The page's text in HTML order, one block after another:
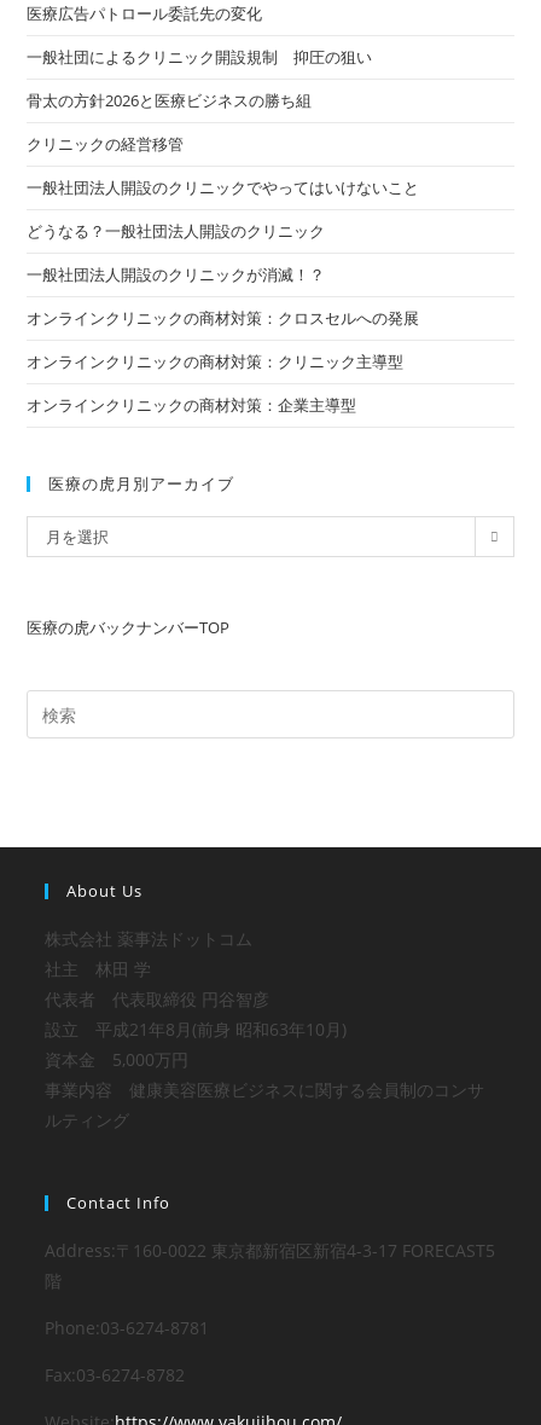
医療広告パトロール委託先の変化
一般社団によるクリニック開設規制 抑圧の狙い
骨太の方針2026と医療ビジネスの勝ち組
クリニックの経営移管
一般社団法人開設のクリニックでやってはいけないこと
どうなる？一般社団法人開設のクリニック
一般社団法人開設のクリニックが消滅！？
オンラインクリニックの商材対策：クロスセルへの発展
オンラインクリニックの商材対策：クリニック主導型
オンラインクリニックの商材対策：企業主導型
医療の虎月別アーカイブ
療
虎
ア
ー
月を選択
医療の虎バックナンバーTOP
About Us
株式会社 薬事法ドットコム
社主 林田 学
代表者 代表取締役 円谷智彦
設立 平成21年8月(前身 昭和63年10月)
資本金 5,000万円
事業内容 健康美容医療ビジネスに関する会員制のコンサ
ルティング
Contact Info
Address:〒160-0022 東京都新宿区新宿4-3-17 FORECAST5
階
Phone:03-6274-8781
Fax:03-6274-8782